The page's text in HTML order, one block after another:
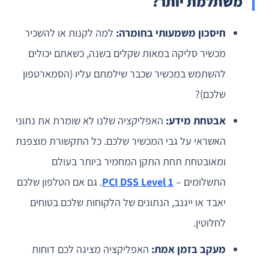
חיסכון משמעותי בחומרה: למה לקנות או להשכיר
מכשיר סליקה במאות שקלים בשנה, כשאתם יכולים
להשתמש במכשיר שכבר שילמתם עליו (הסמארטפון
שלכם)?
אבטחת מידע: האפליקציה שלנו לא שומרת את נתוני
האשראי על גבי המכשיר שלכם. כל התקשורת מוצפנת
ומאובטחת תחת התקן המחמיר ביותר בעולם
התשלומים – PCI DSS Level 1. גם אם הטלפון שלכם
יאבד או ייגנב, הנתונים של הלקוחות שלכם בטוחים
לחלוטין.
מעקב בזמן אמת: האפליקציה מציגה לכם דוחות